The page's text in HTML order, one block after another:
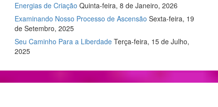
Energias de Criação Quinta-feira, 8 de Janeiro, 2026
Examinando Nosso Processo de Ascensão Sexta-feira, 19
de Setembro, 2025
Seu Caminho Para a Liberdade Terça-feira, 15 de Julho,
2025